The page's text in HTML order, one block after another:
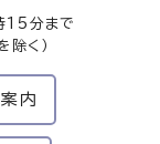
15分まで
除く）
内